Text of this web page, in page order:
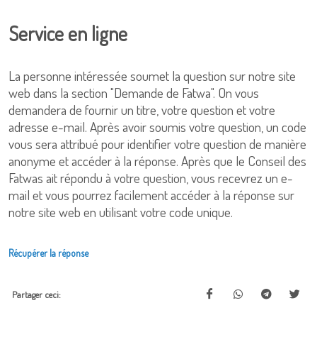
Service en ligne
La personne intéressée soumet la question sur notre site
web dans la section "Demande de Fatwa". On vous
demandera de fournir un titre, votre question et votre
adresse e-mail. Après avoir soumis votre question, un code
vous sera attribué pour identifier votre question de manière
anonyme et accéder à la réponse. Après que le Conseil des
Fatwas ait répondu à votre question, vous recevrez un e-
mail et vous pourrez facilement accéder à la réponse sur
notre site web en utilisant votre code unique.
Récupérer la réponse
Partager ceci: